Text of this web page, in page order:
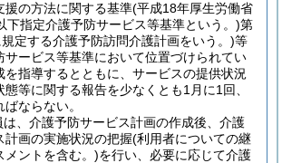
援の方法に関する基準(平成18年厚生労働省
下指定介護予防サービス等基準という。)第
定する介護予防訪問介護計画をいう。)等
サービス等基準において位置づけられてい
を指導するとともに、サービスの提供状況
等に関する報告を少なくとも1月に1回、
ならない。
は、介護予防サービス計画の作成後、介護
計画の実施状況の把握(利用者についての継
メントを含む。)を行い、必要に応じて介護